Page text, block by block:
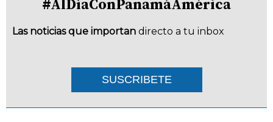
Las noticias que importan directo a tu inbox
SUSCRIBETE